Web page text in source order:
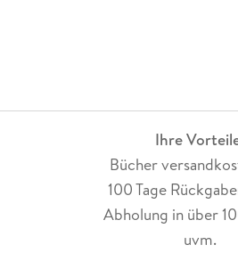
Ihre
Bücher
100 Tage
Abholung in über
uvm.